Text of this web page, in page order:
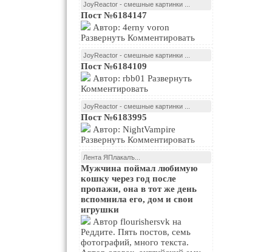
JoyReactor - смешные картинки ...
Пост №6184147
Развернуть Комментировать
JoyReactor - смешные картинки ...
Пост №6184109
Комментировать
JoyReactor - смешные картинки ...
Пост №6183995
Развернуть Комментировать
Лента ЯПлакалъ...
Мужчина поймал любимую
кошку через год после
пропажи, она в тот же день
вспомнила его, дом и свои
игрушки
Реддите. Пять постов, семь
фотографий, много текста.